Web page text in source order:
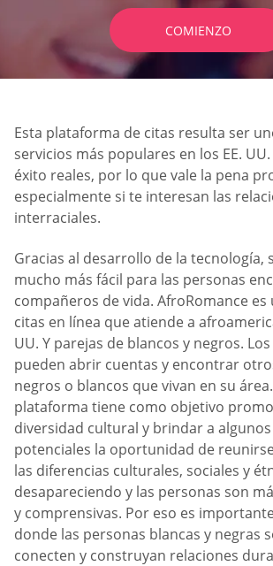
COMIENZO
Esta plataforma de citas resulta ser
servicios más populares en los EE.
éxito reales, por lo que vale la pena
especialmente si te interesan las
interraciales.
Gracias al desarrollo de la tecnología,
mucho más fácil para las personas
compañeros de vida. AfroRomance es
citas en línea que atiende a
UU. Y parejas de blancos y negros.
pueden abrir cuentas y encontrar
negros o blancos que vivan en su
plataforma tiene como objetivo
diversidad cultural y brindar a
potenciales la oportunidad de
las diferencias culturales, sociales y
desapareciendo y las personas son
y comprensivas. Por eso es
donde las personas blancas y negras
conecten y construyan relaciones